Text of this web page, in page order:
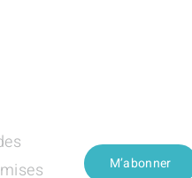
M’abonner